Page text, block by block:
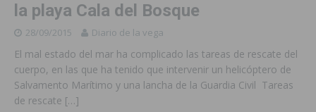
la playa Cala del Bosque
28/09/2015 Diario de la vega
El mal estado del mar ha complicado las tareas de rescate del
cuerpo, en las que ha tenido que intervenir un helicóptero de
Salvamento Marítimo y una lancha de la Guardia Civil Tareas
de rescate […]